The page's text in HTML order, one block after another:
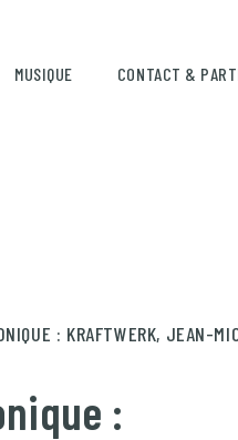
MUSIQUE CONTACT &
: KRAFTWERK, JEAN-
: